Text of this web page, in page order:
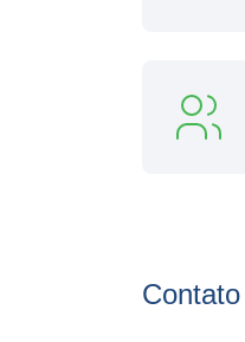
Contato